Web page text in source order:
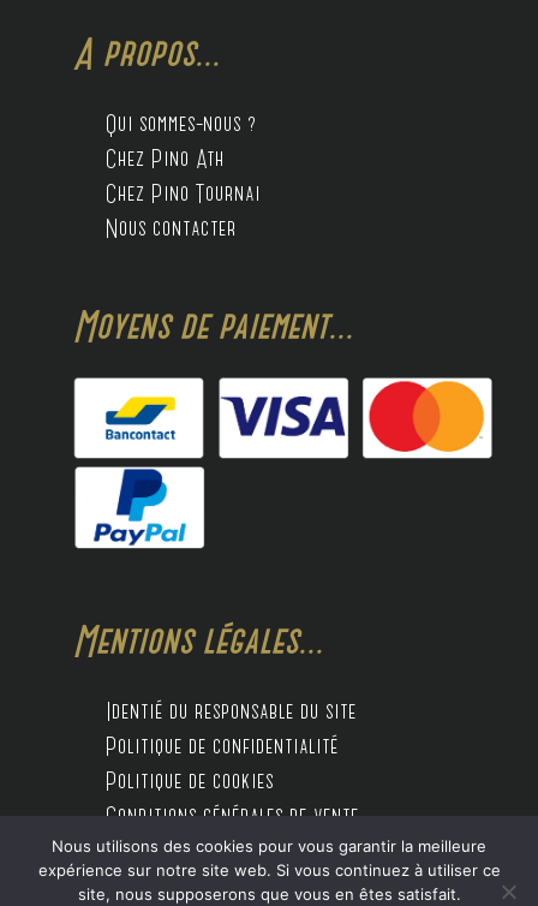
A propos...
Qui sommes-nous ?
Chez Pino Ath
Chez Pino Tournai
Nous contacter
Moyens de paiement...
Mentions légales...
Identié du responsable du site
Politique de confidentialité
Politique de cookies
Conditions générales de vente
Nous utilisons des cookies pour vous garantir la meilleure
expérience sur notre site web. Si vous continuez à utiliser ce
site, nous supposerons que vous en êtes satisfait.